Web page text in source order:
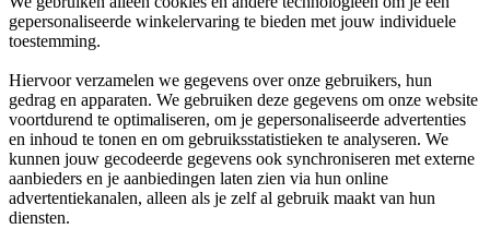
gepersonaliseerde winkelervaring te bieden met jouw individuele
toestemming.
Hiervoor verzamelen we gegevens over onze gebruikers, hun
gedrag en apparaten. We gebruiken deze gegevens om onze website
voortdurend te optimaliseren, om je gepersonaliseerde advertenties
en inhoud te tonen en om gebruiksstatistieken te analyseren. We
kunnen jouw gecodeerde gegevens ook synchroniseren met externe
aanbieders en je aanbiedingen laten zien via hun online
advertentiekanalen, alleen als je zelf al gebruik maakt van hun
diensten.